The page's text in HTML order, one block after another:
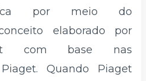
por meio do
elaborado por
com base nas
Quando Piaget